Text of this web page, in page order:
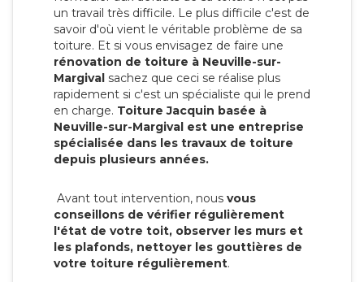
un travail très difficile. Le plus difficile c'est de
savoir d'où vient le véritable problème de sa
toiture. Et si vous envisagez de faire une
rénovation de toiture à Neuville-sur-
Margival sachez que ceci se réalise plus
rapidement si c'est un spécialiste qui le prend
en charge. Toiture Jacquin basée à
Neuville-sur-Margival est une entreprise
spécialisée dans les travaux de toiture
depuis plusieurs années.
Avant tout intervention, nous vous
conseillons de vérifier régulièrement
l'état de votre toit, observer les murs et
les plafonds, nettoyer les gouttières de
votre toiture régulièrement.